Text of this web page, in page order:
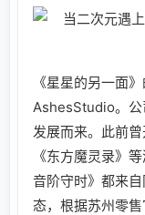
《星星的另一面
AshesStudio。公
发展而来。此前曾
《东方魔灵录》
音阶守时》都来
态，根据苏州零